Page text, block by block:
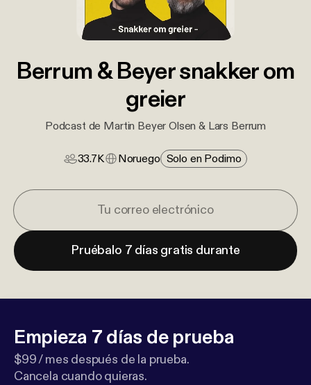
Berrum & Beyer snakker om
greier
Podcast de Martin Beyer Olsen & Lars Berrum
33.7K Noruego Solo en Podimo
Pruébalo 7 días gratis durante
Empieza 7 días de prueba
$99 / mes después de la prueba.
Cancela cuando quieras.